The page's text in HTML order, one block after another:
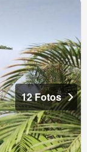
12 Fotos